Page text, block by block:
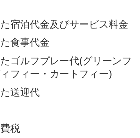
宿泊代金及びサービス料金
食事代金
ゴルフプレー代(グリーンフ
フィー・カートフィー)
送迎代
税